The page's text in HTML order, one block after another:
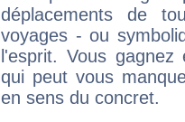
déplacements de
voyages - ou
l'esprit. Vous
qui peut vous
en sens du concret.